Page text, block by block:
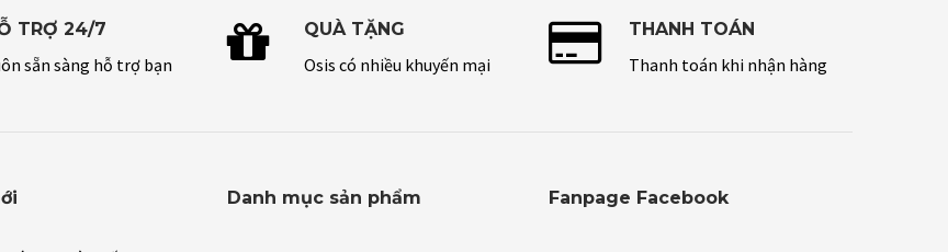
TRỢ 24/7
sẵn sàng hỗ trợ bạn
QUÀ TẶNG
Osis có nhiều khuyến mại
THANH TOÁN
Thanh toán khi nhận hàng
Danh mục sản phẩm Fanpage Facebook